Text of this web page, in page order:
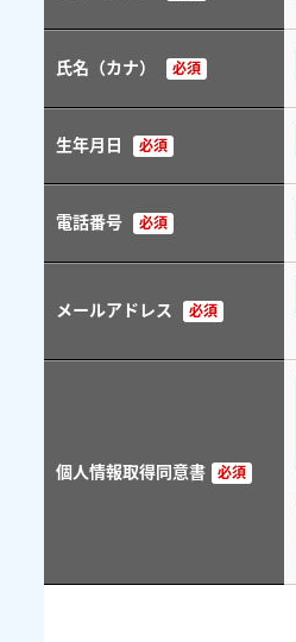
氏名（カナ） 必須
生年月日 必須
電話番号 必須
メールアドレス 必須
個人情報取得同意書 必須